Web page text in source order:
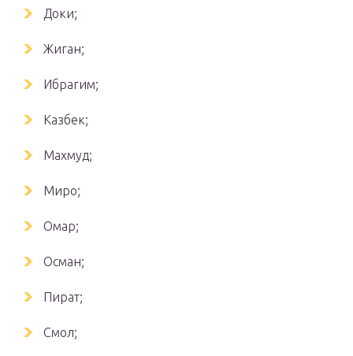
Доки;
Жиган;
Ибрагим;
Казбек;
Махмуд;
Миро;
Омар;
Осман;
Пират;
Смол;